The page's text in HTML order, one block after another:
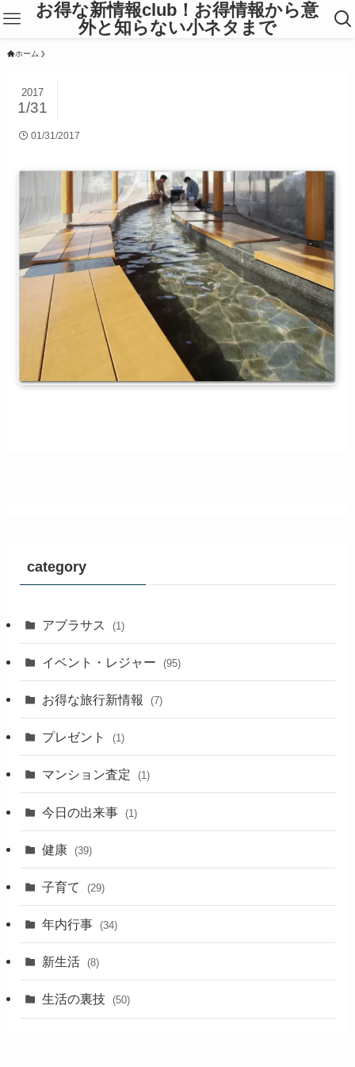
お得な新情報club！お得情報から意
外と知らない小ネタまで
ホーム
2017
1/31
01/31/2017
category
アブラサス (1)
イベント・レジャー (95)
お得な旅行新情報 (7)
プレゼント (1)
マンション査定 (1)
今日の出来事 (1)
健康 (39)
子育て (29)
年内行事 (34)
新生活 (8)
生活の裏技 (50)